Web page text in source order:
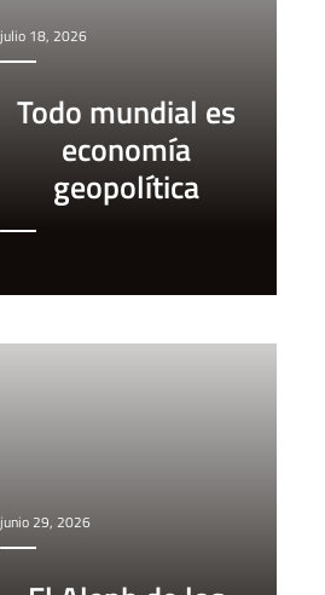
julio 18, 2026
Todo mundial es
economía
geopolítica
junio 29, 2026